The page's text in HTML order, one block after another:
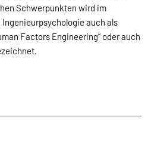
Schwerpunkten wird im
auch als
Factors Engineering“ oder auch